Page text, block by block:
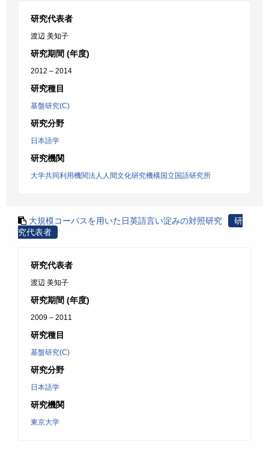
研究代表者
渡辺 美知子
研究期間 (年度)
2012 – 2014
研究種目
基盤研究(C)
研究分野
日本語学
研究機関
大学共同利用機関法人人間文化研究機構国立国語研究所
大規模コーパスを用いた日英語言い淀みの対照研究
研
究代表者
研究代表者
渡辺 美知子
研究期間 (年度)
2009 – 2011
研究種目
基盤研究(C)
研究分野
日本語学
研究機関
東京大学